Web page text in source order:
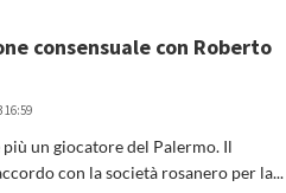
consensuale con Roberto
16:59
un giocatore del Palermo. Il
con la società rosanero per la...